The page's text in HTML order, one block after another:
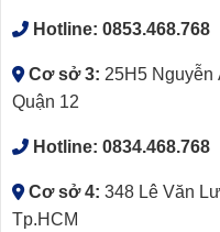
Hotline: 0853.468.768
Cơ sở 3: 25H5 Nguyễn
Quận 12
Hotline: 0834.468.768
Cơ sở 4: 348 Lê Văn
Tp.HCM